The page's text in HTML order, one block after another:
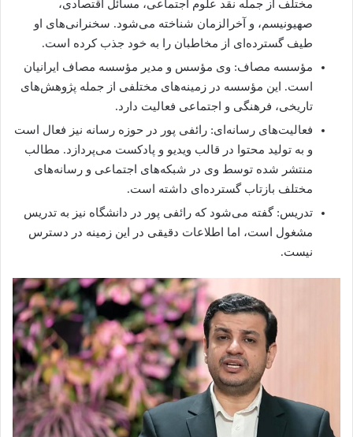
مختلف از جمله نقد علوم اجتماعی، مسائل اقتصادی،
صهیونیسم، و آخرالزمان شناخته می‌شود. سخنرانی‌های او
طیف گسترده‌ای از مخاطبان را به خود جذب کرده است.
مؤسسه مصاف: وی مؤسس و مدیر مؤسسه مصاف ایرانیان
است. این مؤسسه در زمینه‌های مختلفی از جمله پژوهش‌های
تاریخی، فرهنگی و اجتماعی فعالیت دارد.
فعالیت‌های رسانه‌ای: رائفی پور در حوزه رسانه نیز فعال است
و به تولید محتوا در قالب ویدیو و پادکست می‌پردازد. مطالب
منتشر شده توسط وی در شبکه‌های اجتماعی و رسانه‌های
مختلف بازتاب گسترده‌ای داشته است.
تدریس: گفته می‌شود که رائفی پور در دانشگاه نیز به تدریس
مشغول است، اما اطلاعات دقیقی در این زمینه در دسترس
نیست.